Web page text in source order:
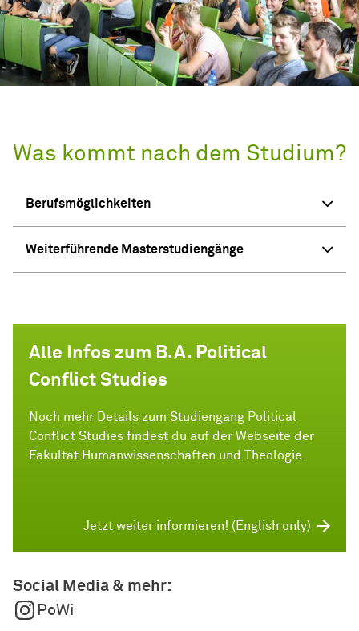
Was kommt nach dem Studium?
Berufsmöglichkeiten
Weiterführende Masterstudiengänge
Alle Infos zum B.A. Political
Conflict Studies
Noch mehr Details zum Studiengang Political
Conflict Studies findest du auf der Webseite der
Fakultät Humanwissenschaften und Theologie.
Jetzt weiter informieren! (English only)
Social Media & mehr:
PoWi